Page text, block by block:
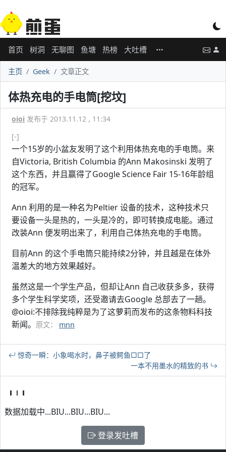
首页 树洞 无聊图 鱼塘 热榜 大吐槽
主页 Geek 文章正文
体热充电的手电筒[挖坟]
oioi 发布于 2013.11.12 , 11:34
[-]
一个15岁的小盆友发明了这个利用体热充电的手电筒。来
自Victoria, British Columbia 的Ann Makosinski 发明了
这个东西，并且赢得了Google Science Fair 15-16年龄组
的冠军。
Ann 利用的是一种名为Peltier 设备的技术，这种技术只
要设备一头是热的，一头是冷的，即可转换成电能。通过
改装Ann 便发明出来了，利用自己体热充电的手电筒。
目前Ann 的这个手电筒只能持续2分钟，并且越是在体外
温差大的地方效果越好。
虽然这是一个学生产品，但却让Ann 自己收获多多，获得
多个学生科学奖项，还受邀请去Google 总部去了一趟。
@oioi:不排除我纯粹是为了这萝莉而发布的这条物料科技
新闻。 原文： mnn
惊奇一瞬：小象喝水时，鼻子被鳄鱼□□了
一本不用墨水的精致的书
数据加载中...BIU...BIU...BIU...
登录发吐槽